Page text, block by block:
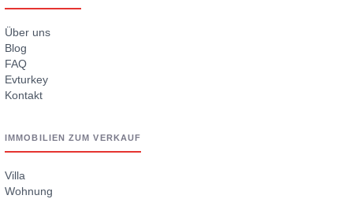
Über uns
Blog
FAQ
Evturkey
Kontakt
IMMOBILIEN ZUM VERKAUF
Villa
Wohnung